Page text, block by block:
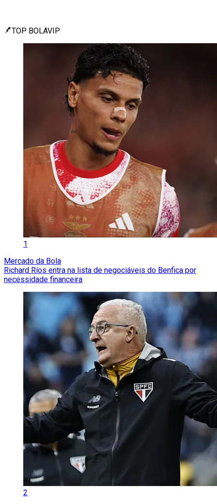
TOP BOLAVIP
1
Mercado da Bola
Richard Ríos entra na lista de negociáveis do Benfica por
necessidade financeira
2